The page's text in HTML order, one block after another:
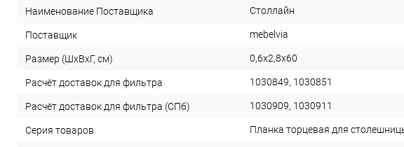
Наименование Поставщика Столлайн
Поставщик mebelvia
Размер (ШхВхГ, см) 0,6х2,8х60
Расчёт доставок для фильтра 1030849, 1030851
Расчёт доставок для фильтра (СПб) 1030909, 1030911
Серия товаров Планка торцевая для